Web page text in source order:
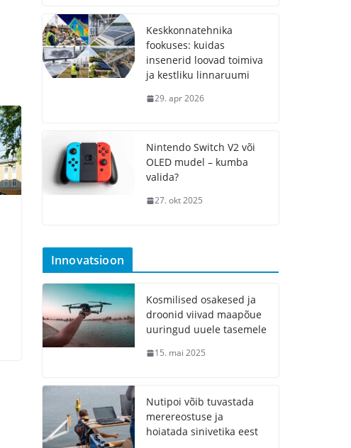
Keskkonnatehnika
fookuses: kuidas
insenerid loovad toimiva
ja kestliku linnaruumi
29. apr 2026
Nintendo Switch V2 või
OLED mudel – kumba
valida?
27. okt 2025
Innovatsioon
Kosmilised osakesed ja
droonid viivad maapõue
uuringud uuele tasemele
15. mai 2025
Nutipoi võib tuvastada
merereostuse ja
hoiatada sinivetika eest